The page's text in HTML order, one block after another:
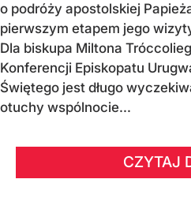
o podróży apostolskiej
pierwszym etapem jego
Dla biskupa Miltona
Konferencji Episkopatu
Świętego jest długo
otuchy wspólnocie...
CZYTAJ